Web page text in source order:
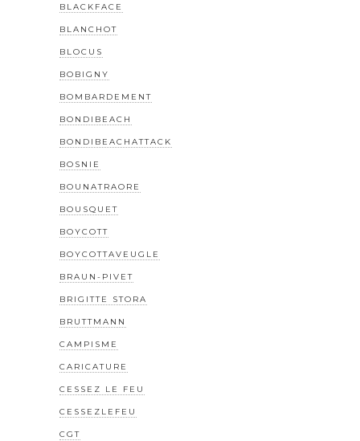
BLACKFACE
BLANCHOT
BLOCUS
BOBIGNY
BOMBARDEMENT
BONDIBEACH
BONDIBEACHATTACK
BOSNIE
BOUNATRAORE
BOUSQUET
BOYCOTT
BOYCOTTAVEUGLE
BRAUN-PIVET
BRIGITTE STORA
BRUTTMANN
CAMPISME
CARICATURE
CESSEZ LE FEU
CESSEZLEFEU
CGT